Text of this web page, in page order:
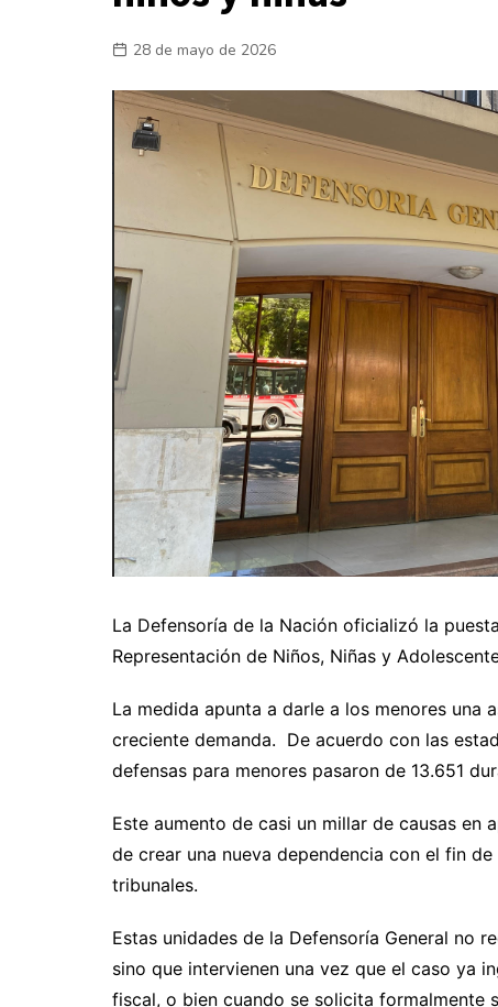
28 de mayo de 2026
La Defensoría de la Nación oficializó la
Representación de Niños, Niñas y
La medida apunta a darle a los menores una
creciente demanda. De acuerdo con las
defensas para menores pasaron de 13.651
Este aumento de casi un millar de causas en
de crear una nueva dependencia con el fin
tribunales.
Estas unidades de la Defensoría General no
sino que intervienen una vez que el caso ya
fiscal, o bien cuando se solicita formalmente